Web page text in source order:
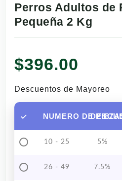
Perros Adultos de
Pequeña 2 Kg
$396.00
Descuentos de Mayoreo
NUMERO DE
10 - 25 5%
26 - 49 7.5%